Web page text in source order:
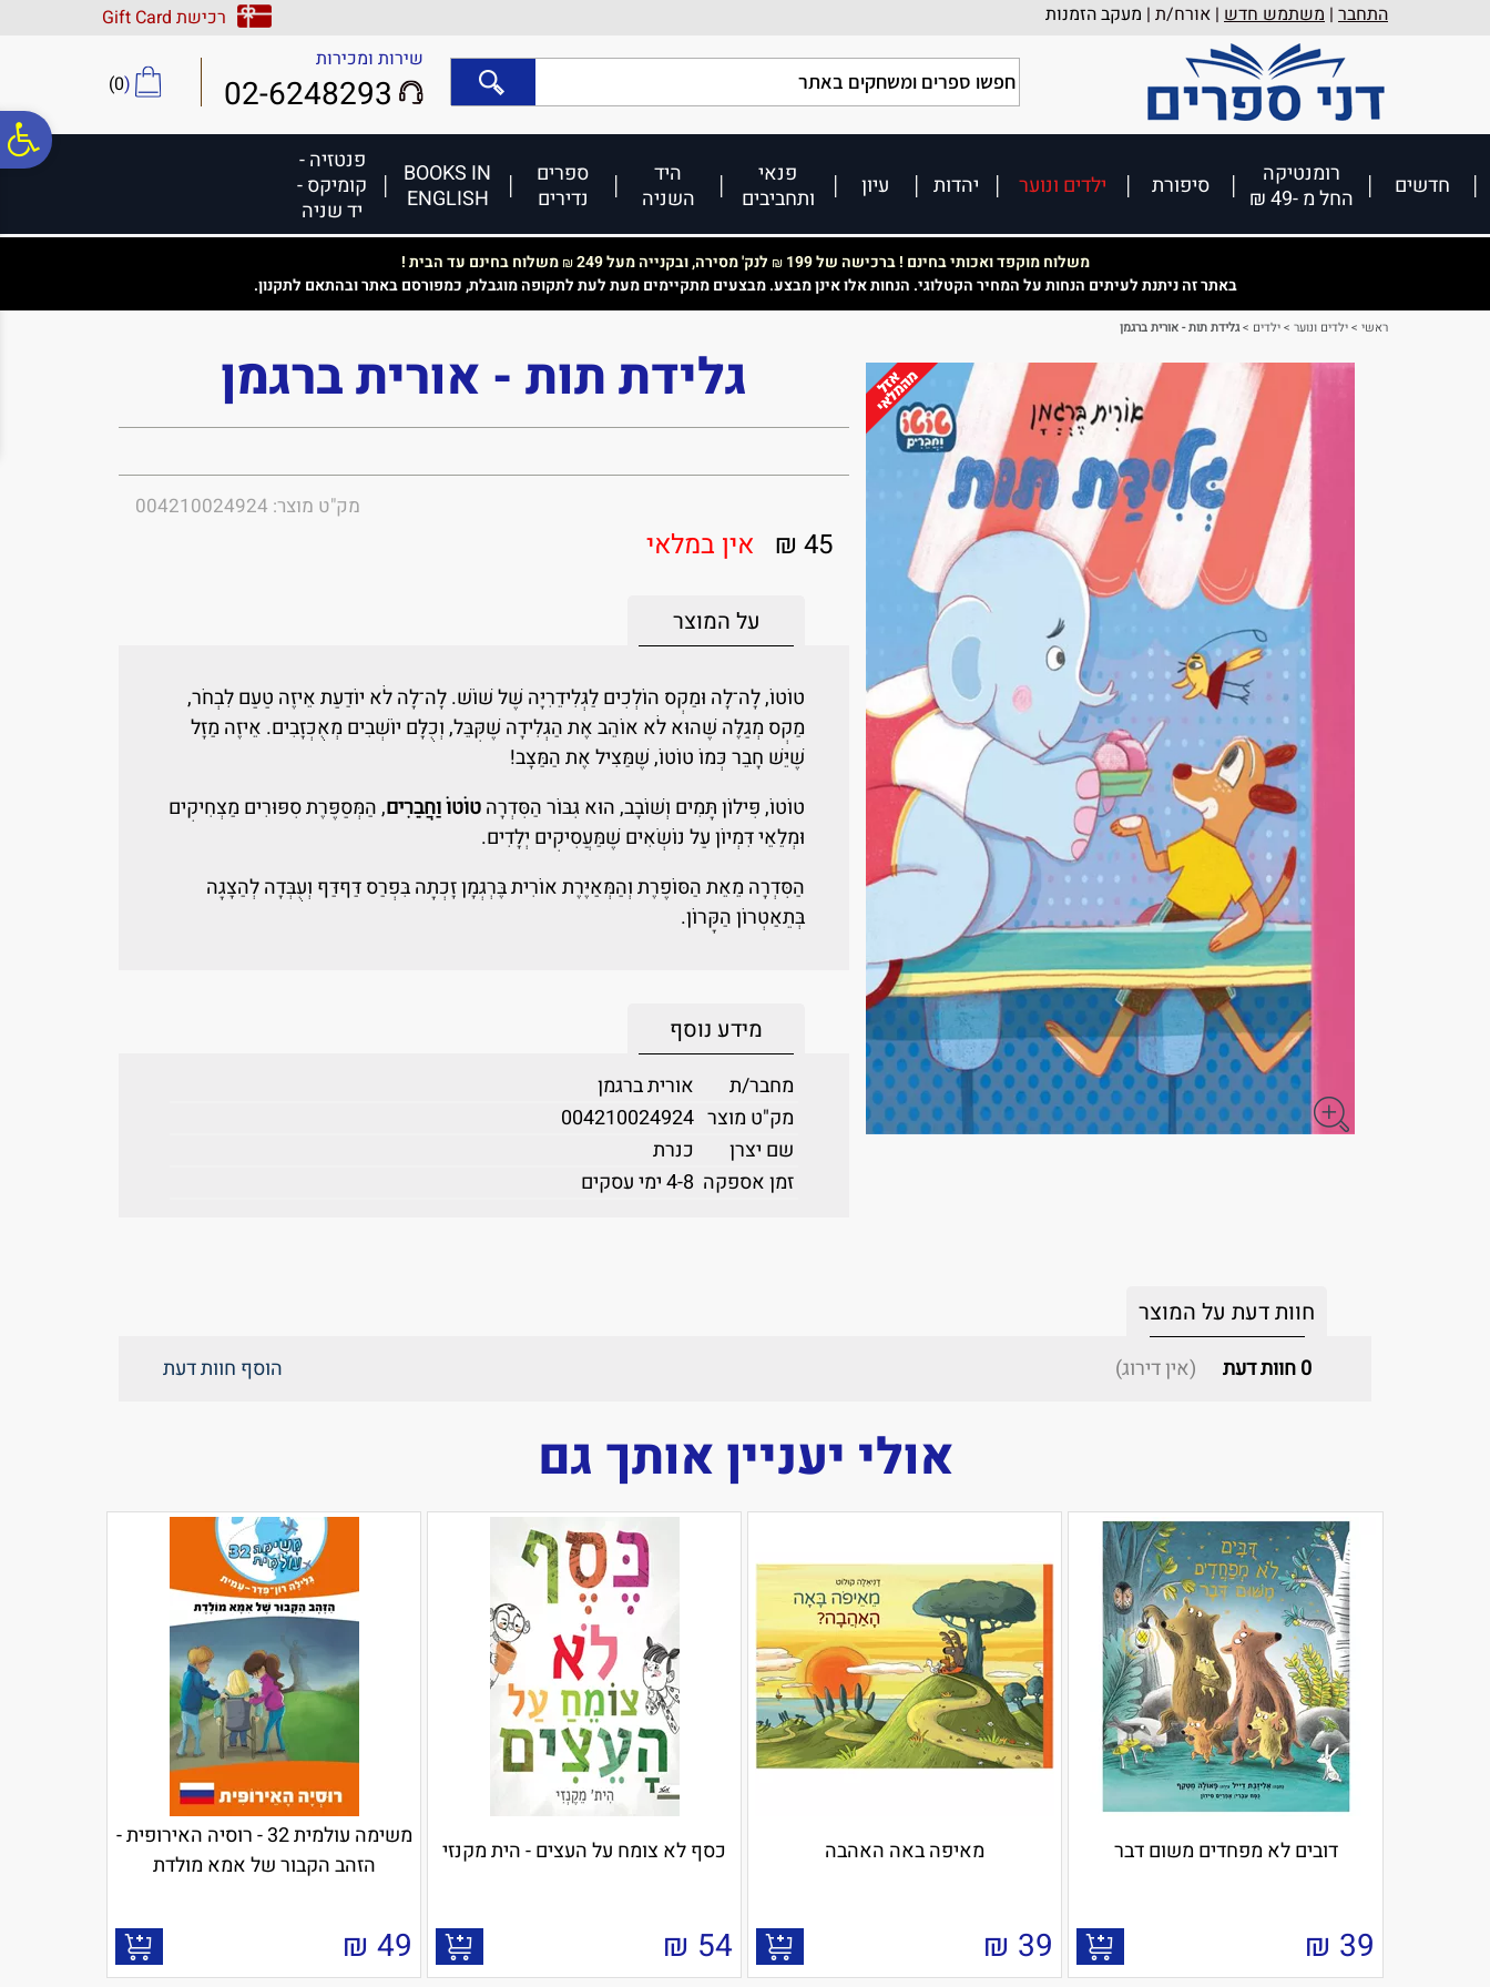
נגישות
אתר
המרכזי
התחבר | משתמש חדש | אורח/ת | מעקב הזמנות
רכישת Gift Card
שירות ומכירות
02-6248293
(
0
)
חדשים
רומנטיקה
החל מ -49 ₪
סיפורת ילדים ונוער יהדות עיון
פנאי
ותחביבים
היד
השניה
ספרים
נדירים
BOOKS IN
ENGLISH
פנטזיה -
קומיקס -
יד שניה
משלוח מוקפד ואכותי בחינם ! ברכישה של 199 ₪ לנק' מסירה, ובקנייה מעל 249 ₪משלוח בחינם עד הבית !
באתר זה ניתנת לעיתים הנחות על המחיר הקטלוגי. הנחות אלו אינן מבצע. מבצעים מתקיימים מעת לעת לתקופה מוגבלת, כמפורסם באתר ובהתאם לתקנון.
ראשי >ילדים ונוער >ילדים >גלידת תות - אורית ברגמן
גלידת תות - אורית ברגמן
מק"ט מוצר: 004210024924
45 ₪ אין במלאי
על המוצר
טוֹטוֹ, לָה־לָה וּמַקְס הוֹלְכִים לַגְּלִידֵרִיָּה שֶׁל שׁוֹשׁ. לָה־לָה לֹא יוֹדַעַת אֵיזֶה טַעַם לִבְחֹר,
מַקְס מְגַלֶּה שֶׁהוּא לֹא אוֹהֵב אֶת הַגְּלִידָה שֶׁקִּבֵּל, וְכֻלָּם יוֹשְׁבִים מְאֻכְזָבִים. אֵיזֶה מַזָּל
שֶׁיֵּשׁ חָבֵר כְּמוֹ טוֹטוֹ, שֶׁמַּצִּיל אֶת הַמַּצָּב!
טוֹטוֹ, פִּילוֹן תָּמִים וְשׁוֹבָב, הוּא גִּבּוֹר הַסִּדְרָהטוֹטוֹ וַחֲבֵרִים, הַמְּסַפֶּרֶת סִפּוּרִים מַצְחִיקִים
וּמְלֵאֵי דִּמְיוֹן עַל נוֹשְׂאִים שֶׁמַּעֲסִיקִים יְלָדִים.
הַסִּדְרָה מֵאֵת הַסּוֹפֶרֶת וְהַמְּאַיֶּרֶת אוֹרִית בֶּרְגְמָן זָכְתָה בִּפְרַס דַּףדַּף וְעֻבְּדָה לְהַצָּגָה
בְּתֵאַטְרוֹן הַקָּרוֹן.
מידע נוסף
מחבר/ת
אורית ברגמן
מק"ט מוצר 004210024924
שם יצרן
כנרת
זמן אספקה 4-8 ימי עסקים
חוות דעת על המוצר
0חוות דעת (אין דירוג) הוסף חוות דעת
אולי יעניין אותך גם
דובים לא מפחדים משום דבר
39
₪
מאיפה באה האהבה
39
₪
כסף לא צומח על העצים - הית מקנזי
54
₪
משימה עולמית 32 - רוסיה האירופית -
הזהב הקבור של אמא מולדת
49
₪